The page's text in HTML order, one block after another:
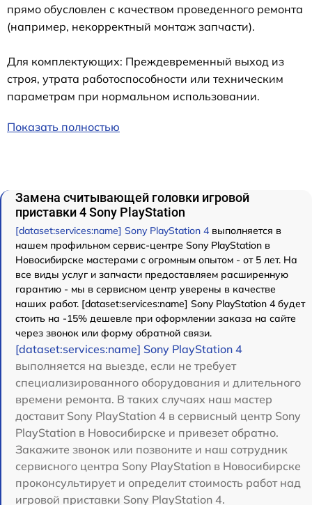
прямо обусловлен с качеством проведенного ремонта
(например, некорректный монтаж запчасти).
Для комплектующих: Преждевременный выход из
строя, утрата работоспособности или техническим
параметрам при нормальном использовании.
Показать полностью
Замена считывающей головки игровой
приставки 4 Sony PlayStation
[dataset:services:name] Sony PlayStation 4 выполняется в
нашем профильном сервис-центре Sony PlayStation в
Новосибирске мастерами с огромным опытом - от 5 лет. На
все виды услуг и запчасти предоставляем расширенную
гарантию - мы в сервисном центр уверены в качестве
наших работ. [dataset:services:name] Sony PlayStation 4 будет
стоить на -15% дешевле при оформлении заказа на сайте
через звонок или форму обратной связи.
[dataset:services:name] Sony PlayStation 4
выполняется на выезде, если не требует
специализированного оборудования и длительного
времени ремонта. В таких случаях наш мастер
доставит Sony PlayStation 4 в сервисный центр Sony
PlayStation в Новосибирске и привезет обратно.
Закажите звонок или позвоните и наш сотрудник
сервисного центра Sony PlayStation в Новосибирске
проконсультирует и определит стоимость работ над
игровой приставки Sony PlayStation 4.